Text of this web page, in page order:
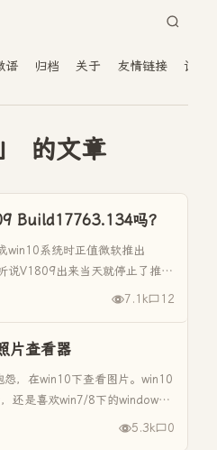
语 归档 关于 友情链接 读者
的文章
Build17763.134吗？
win10系统时正值微软推出
说V1809出来当天就停止了推送
后会把用户文档永久删除。但是
7.1k 12
片查看器
，在win10下查看图片。win10
还是喜欢win7/8下的window照
器），但是在win10内找了一
5.3k 0